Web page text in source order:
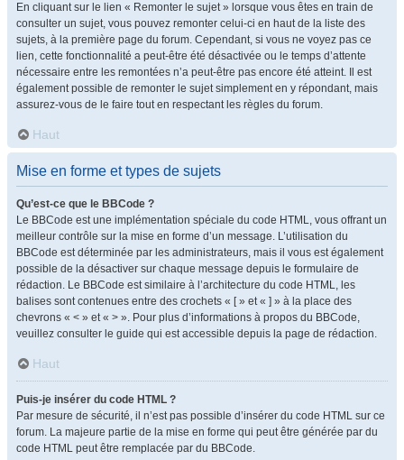
En cliquant sur le lien « Remonter le sujet » lorsque vous êtes en train de
consulter un sujet, vous pouvez remonter celui-ci en haut de la liste des
sujets, à la première page du forum. Cependant, si vous ne voyez pas ce
lien, cette fonctionnalité a peut-être été désactivée ou le temps d’attente
nécessaire entre les remontées n’a peut-être pas encore été atteint. Il est
également possible de remonter le sujet simplement en y répondant, mais
assurez-vous de le faire tout en respectant les règles du forum.
Haut
Mise en forme et types de sujets
Qu’est-ce que le BBCode ?
Le BBCode est une implémentation spéciale du code HTML, vous offrant un
meilleur contrôle sur la mise en forme d’un message. L’utilisation du
BBCode est déterminée par les administrateurs, mais il vous est également
possible de la désactiver sur chaque message depuis le formulaire de
rédaction. Le BBCode est similaire à l’architecture du code HTML, les
balises sont contenues entre des crochets « [ » et « ] » à la place des
chevrons « < » et « > ». Pour plus d’informations à propos du BBCode,
veuillez consulter le guide qui est accessible depuis la page de rédaction.
Haut
Puis-je insérer du code HTML ?
Par mesure de sécurité, il n’est pas possible d’insérer du code HTML sur ce
forum. La majeure partie de la mise en forme qui peut être générée par du
code HTML peut être remplacée par du BBCode.